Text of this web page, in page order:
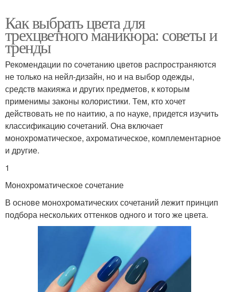
Как выбрать цвета для
трехцветного маникюра: советы и
тренды
Рекомендации по сочетанию цветов распространяются
не только на нейл-дизайн, но и на выбор одежды,
средств макияжа и других предметов, к которым
применимы законы колористики. Тем, кто хочет
действовать не по наитию, а по науке, придется изучить
классификацию сочетаний. Она включает
монохроматическое, ахроматическое, комплементарное
и другие.
1
Монохроматическое сочетание
В основе монохроматических сочетаний лежит принцип
подбора нескольких оттенков одного и того же цвета.